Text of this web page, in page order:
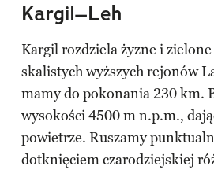
Kargil–Leh
Kargil rozdziela żyzne i
skalistych wyższych rejonów
mamy do pokonania 230 km.
wysokości 4500 m n.p.m.,
powietrze. Ruszamy
dotknięciem czarodziejskiej